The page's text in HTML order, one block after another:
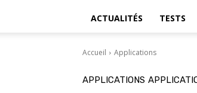
ACTUALITÉS TESTS
Accueil Applications
APPLICATIONS